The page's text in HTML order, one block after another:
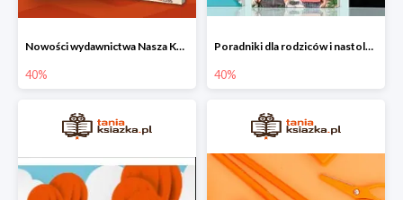
Nowości wydawnictwa Nasza Księgarnia w Taniej Książce do -40%
40%
Poradniki dla rodziców i nastolatków w Taniej Książce do -40%
40%